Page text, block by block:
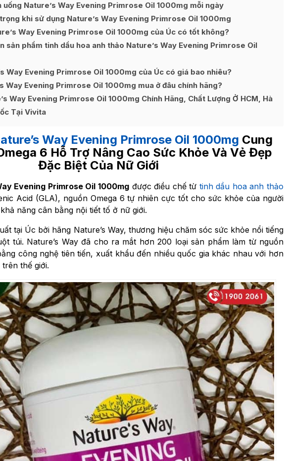
uống Nature’s Way Evening Primrose Oil 1000mg mỗi ngày
khi sử dụng Nature’s Way Evening Primrose Oil 1000mg
Way Evening Primrose Oil 1000mg của Úc có tốt không?
sản phẩm tinh dầu hoa anh thảo Nature’s Way Evening Primrose Oil
Way Evening Primrose Oil 1000mg của Úc có giá bao nhiêu?
Way Evening Primrose Oil 1000mg mua ở đâu chính hãng?
Way Evening Primrose Oil 1000mg Chính Hãng, Chất Lượng Ở HCM, Hà
Tại Vivita
Way Evening Primrose Oil 1000mg Cung
6 Hỗ Trợ Nâng Cao Sức Khỏe Và Vẻ Đẹp
Đặc Biệt Của Nữ Giới
Evening Primrose Oil 1000mgđược điều chế từ tinh dầu hoa anh thảo
Acid (GLA), nguồn Omega 6 tự nhiên cực tốt cho sức khỏe của người
năng cân bằng nội tiết tố ở nữ giới.
tại Úc bởi hãng Nature’s Way, thương hiệu chăm sóc sức khỏe nổi tiếng
túi. Nature’s Way đã cho ra mắt hơn 200 loại sản phẩm làm từ nguồn
công nghệ tiên tiến, xuất khẩu đến nhiều quốc gia khác nhau với hơn
thế giới.